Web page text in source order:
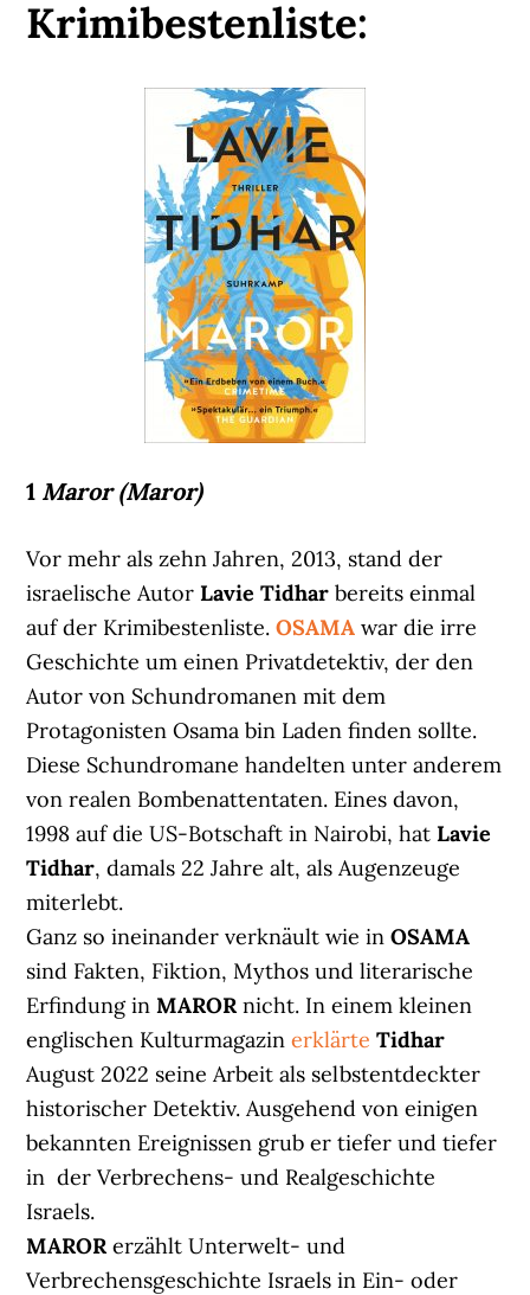
Krimibestenliste:
1 Maror (Maror)
Vor mehr als zehn Jahren, 2013, stand der
israelische AutorLavie Tidhar bereits einmal
auf der Krimibestenliste.OSAMAwar die irre
Geschichte um einen Privatdetektiv, der den
Autor von Schundromanen mit dem
Protagonisten Osama bin Laden finden sollte.
Diese Schundromane handelten unter anderem
von realen Bombenattentaten. Eines davon,
1998 auf die US-Botschaft in Nairobi, hatLavie
Tidhar, damals 22 Jahre alt, als Augenzeuge
miterlebt.
Ganz so ineinander verknäult wie inOSAMA
sind Fakten, Fiktion, Mythos und literarische
Erfindung inMARORnicht. In einem kleinen
englischen Kulturmagazinerklärte Tidhar
August 2022 seine Arbeit als selbstentdeckter
historischer Detektiv. Ausgehend von einigen
bekannten Ereignissen grub er tiefer und tiefer
in der Verbrechens- und Realgeschichte
Israels.
MARORerzählt Unterwelt- und
Verbrechensgeschichte Israels in Ein- oder